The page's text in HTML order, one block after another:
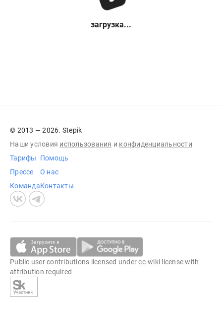
загрузка...
© 2013 — 2026. Stepik
Наши условия использования и конфиденциальности
Тарифы
Прессе
Команда
Помощь
О нас
Контакты
Public user contributions licensed undercc-wiki license with
attribution required